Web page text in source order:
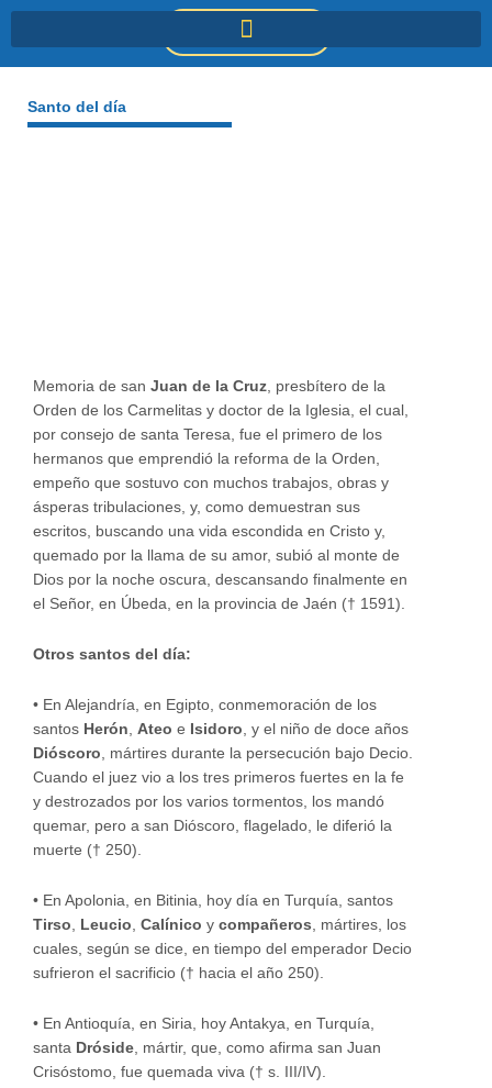
DONACIONES
Santo del día
Memoria de san Juan de la Cruz, presbítero de la
Orden de los Carmelitas y doctor de la Iglesia, el cual,
por consejo de santa Teresa, fue el primero de los
hermanos que emprendió la reforma de la Orden,
empeño que sostuvo con muchos trabajos, obras y
ásperas tribulaciones, y, como demuestran sus
escritos, buscando una vida escondida en Cristo y,
quemado por la llama de su amor, subió al monte de
Dios por la noche oscura, descansando finalmente en
el Señor, en Úbeda, en la provincia de Jaén († 1591).
Otros santos del día:
• En Alejandría, en Egipto, conmemoración de los
santos Herón, Ateo e Isidoro, y el niño de doce años
Dióscoro, mártires durante la persecución bajo Decio.
Cuando el juez vio a los tres primeros fuertes en la fe
y destrozados por los varios tormentos, los mandó
quemar, pero a san Dióscoro, flagelado, le diferió la
muerte († 250).
• En Apolonia, en Bitinia, hoy día en Turquía, santos
Tirso
Leucio Calínico y compañeros , mártires, los
cuales, según se dice, en tiempo del emperador Decio
sufrieron el sacrificio († hacia el año 250).
• En Antioquía, en Siria, hoy Antakya, en Turquía,
santa Dróside , mártir, que, como afirma san Juan
Crisóstomo, fue quemada viva († s. III/IV).